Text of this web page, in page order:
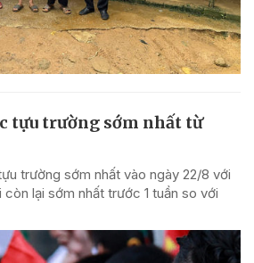
tựu trường sớm nhất từ
trường sớm nhất vào ngày 22/8 với
còn lại sớm nhất trước 1 tuần so với